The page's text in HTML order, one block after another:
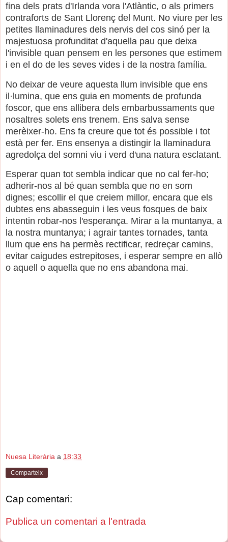
fina dels prats d'Irlanda vora l'Atlàntic, o als primers
contraforts de Sant Llorenç del Munt. No viure per les
petites llaminadures dels nervis del cos sinó per la
majestuosa profunditat d'aquella pau que deixa
l'invisible quan pensem en les persones que estimem
i en el do de les seves vides i de la nostra família.
No deixar de veure aquesta llum invisible que ens
il·lumina, que ens guia en moments de profunda
foscor, que ens allibera dels embarbussaments que
nosaltres solets ens trenem. Ens salva sense
merèixer-ho. Ens fa creure que tot és possible i tot
està per fer. Ens ensenya a distingir la llaminadura
agredolça del somni viu i verd d'una natura esclatant.
Esperar quan tot sembla indicar que no cal fer-ho;
adherir-nos al bé quan sembla que no en som
dignes; escollir el que creiem millor, encara que els
dubtes ens abasseguin i les veus fosques de baix
intentin robar-nos l'esperança. Mirar a la muntanya, a
la nostra muntanya; i agrair tantes tornades, tanta
llum que ens ha permès rectificar, redreçar camins,
evitar caigudes estrepitoses, i esperar sempre en allò
o aquell o aquella que no ens abandona mai.
Nuesa Literària a 18:33
Comparteix
Cap comentari:
Publica un comentari a l'entrada